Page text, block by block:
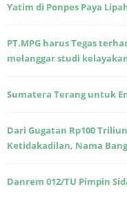
Yatim di Ponpes Paya
PT.MPG harus Tegas
melanggar studi
Sumatera Terang untuk
Dari Gugatan Rp100
Ketidakadilan, Nama
Danrem 012/TU Pimpin